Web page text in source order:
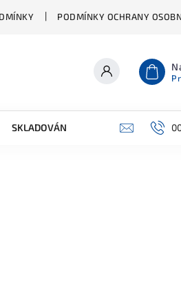
PODMÍNKY OCHRANY
SKLADOVÁNÍ A ČIŠTĚNÍ